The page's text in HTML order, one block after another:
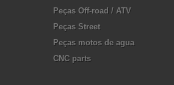
Peças Off-road / ATV
Peças Street
Peças motos de agua
CNC parts